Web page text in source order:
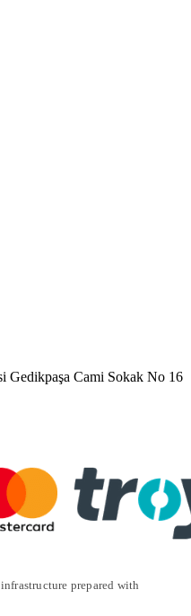
Gedikpaşa Cami Sokak No 16
prepared with